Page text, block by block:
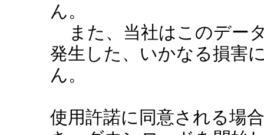
ん。
また、当社はこのデー
発生した、いかなる損害
ん。
使用許諾に同意される場